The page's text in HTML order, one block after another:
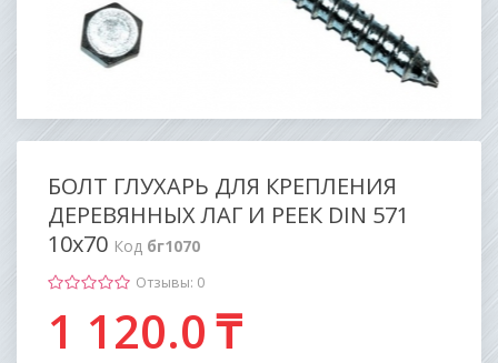
БОЛТ ГЛУХАРЬ ДЛЯ КРЕПЛЕНИЯ
ДЕРЕВЯННЫХ ЛАГ И РЕЕК DIN 571
10х70 Код бг1070
Отзывы: 0
1 120.0₸